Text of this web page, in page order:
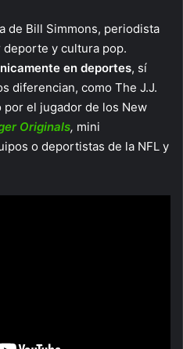
de Bill Simmons, periodista
deporte y cultura pop.
en deportes, sí
diferencian, como The J.J.
por el jugador de los New
Originals, mini
o deportistas de la NFL y